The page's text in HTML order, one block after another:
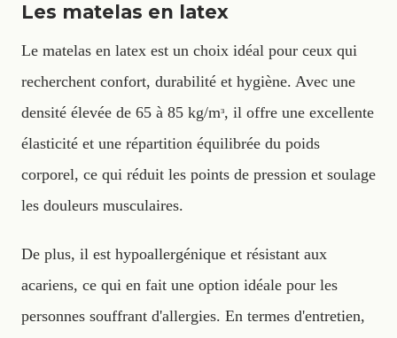
Les matelas en latex
Le matelas en latex est un choix idéal pour ceux qui
recherchent confort, durabilité et hygiène. Avec une
densité élevée de 65 à 85 kg/mᶟ, il offre une excellente
élasticité et une répartition équilibrée du poids
corporel, ce qui réduit les points de pression et soulage
les douleurs musculaires.
De plus, il est hypoallergénique et résistant aux
acariens, ce qui en fait une option idéale pour les
personnes souffrant d'allergies. En termes d'entretien,